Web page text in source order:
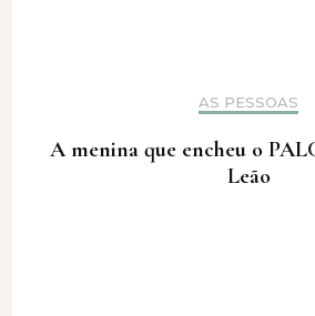
AS PESSOAS
A menina que encheu o
Leão